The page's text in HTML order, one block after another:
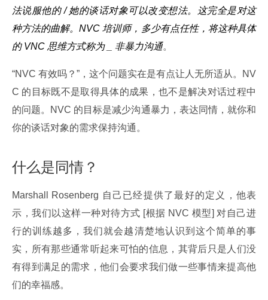
法说服他的 / 她的谈话对象可以改变想法。这完全是对这
种方法的曲解。NVC 培训师，多少有点任性，将这种具体
的 VNC 思维方式称为 _ 非暴力沟通。
“NVC 有效吗？”，这个问题实在是有点让人无所适从。NV
C 的目标既不是取得具体的成果，也不是解决对话过程中
的问题。NVC 的目标是减少沟通暴力，表达同情，就你和
你的谈话对象的需求保持沟通。
什么是同情？
Marshall Rosenberg 自己已经提供了最好的定义，他表
示，我们以这样一种对待方式 [根据 NVC 模型] 对自己进
行的训练越多，我们就会越清楚地认识到这个简单的事
实，所有那些通常听起来可怕的信息，其背后只是人们没
有得到满足的需求，他们会要求我们做一些事情来提高他
们的幸福感。